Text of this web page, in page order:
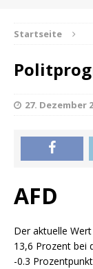
Startseite
27. Dezember
AFD
Der aktuelle
13,6 Prozent bei
-0.3